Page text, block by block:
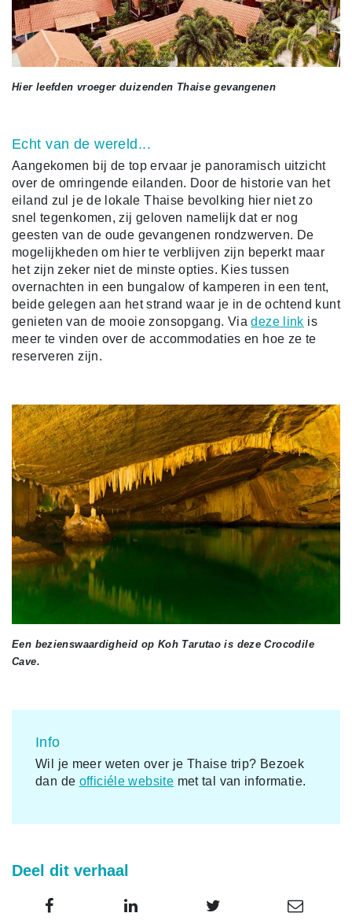
Hier leefden vroeger duizenden Thaise gevangenen
Echt van de wereld...
Aangekomen bij de top ervaar je panoramisch uitzicht
over de omringende eilanden. Door de historie van het
eiland zul je de lokale Thaise bevolking hier niet zo
snel tegenkomen, zij geloven namelijk dat er nog
geesten van de oude gevangenen rondzwerven. De
mogelijkheden om hier te verblijven zijn beperkt maar
het zijn zeker niet de minste opties. Kies tussen
overnachten in een bungalow of kamperen in een tent,
beide gelegen aan het strand waar je in de ochtend kunt
genieten van de mooie zonsopgang. Viadeze link is
meer te vinden over de accommodaties en hoe ze te
reserveren zijn.
Een bezienswaardigheid op Koh Tarutao is deze Crocodile
Cave.
Info
Wil je meer weten over je Thaise trip? Bezoek
dan de officiéle website met tal van informatie.
Deel dit verhaal